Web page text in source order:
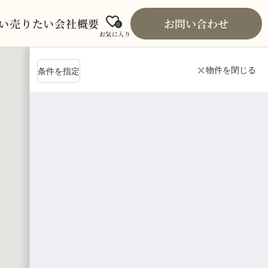
売りたい会社概要
お気に入り
0 お問い合わせ
条件を指定 物件を閉じる